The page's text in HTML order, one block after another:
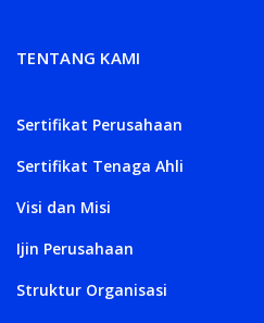
TENTANG KAMI
Sertifikat Perusahaan
Sertifikat Tenaga Ahli
Visi dan Misi
Ijin Perusahaan
Struktur Organisasi